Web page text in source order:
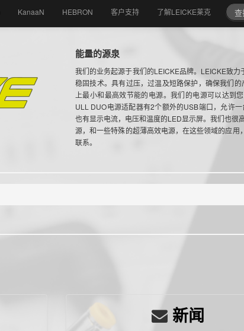
KanaaN HEBRON 客户支持 了解LEICKE莱克
能量的源泉
我们的业务起源于我们的LEICKE品牌。LEICKE致
稳固技术。具有过压，过温及短路保护，确保我们
上最小和最高效节能的电源。我们的电源可以达到
ULL DUO电源适配器有2个额外的USB端口，允许
也有显示电流，电压和温度的LED显示屏。我们也
源，和一些特殊的超薄高效电源，在这些领域的应
联系。
新闻